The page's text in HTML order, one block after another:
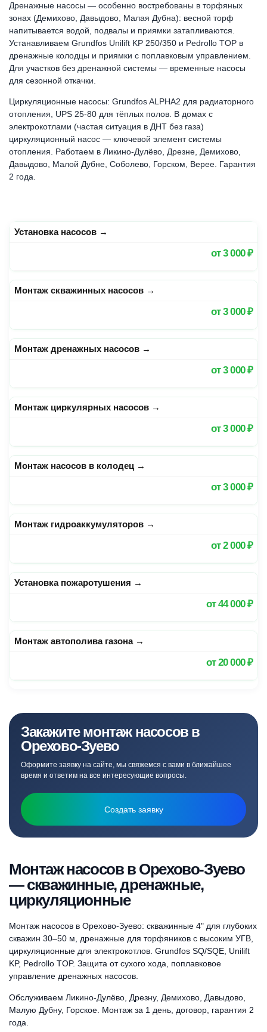
Дренажные насосы — особенно востребованы в торфяных
зонах (Демихово, Давыдово, Малая Дубна): весной торф
напитывается водой, подвалы и приямки затапливаются.
Устанавливаем Grundfos Unilift KP 250/350 и Pedrollo TOP в
дренажные колодцы и приямки с поплавковым управлением.
Для участков без дренажной системы — временные насосы
для сезонной откачки.
Циркуляционные насосы: Grundfos ALPHA2 для радиаторного
отопления, UPS 25-80 для тёплых полов. В домах с
электрокотлами (частая ситуация в ДНТ без газа)
циркуляционный насос — ключевой элемент системы
отопления. Работаем в Ликино-Дулёво, Дрезне, Демихово,
Давыдово, Малой Дубне, Соболево, Горском, Верее. Гарантия
2 года.
Установка насосов →
от3 000 ₽
Монтаж скважинных насосов →
от3 000 ₽
Монтаж дренажных насосов →
от3 000 ₽
Монтаж циркулярных насосов →
от3 000 ₽
Монтаж насосов в колодец →
от3 000 ₽
Монтаж гидроаккумуляторов →
от2 000 ₽
Установка пожаротушения →
от44 000 ₽
Монтаж автополива газона →
от20 000 ₽
Закажите монтаж насосов в
Орехово-Зуево
Оформите заявку на сайте, мы свяжемся с вами в ближайшее
время и ответим на все интересующие вопросы.
Создать заявку
Монтаж насосов в Орехово-Зуево
— скважинные, дренажные,
циркуляционные
Монтаж насосов в Орехово-Зуево: скважинные 4" для глубоких
скважин 30–50 м, дренажные для торфяников с высоким УГВ,
циркуляционные для электрокотлов. Grundfos SQ/SQE, Unilift
KP, Pedrollo TOP. Защита от сухого хода, поплавковое
управление дренажных насосов.
Обслуживаем Ликино-Дулёво, Дрезну, Демихово, Давыдово,
Малую Дубну, Горское. Монтаж за 1 день, договор, гарантия 2
года.